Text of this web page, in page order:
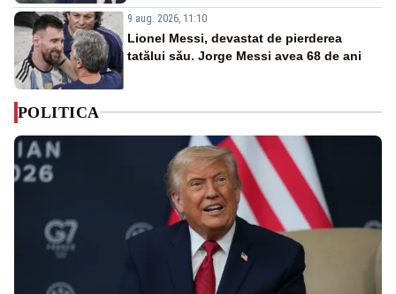
9 aug. 2026, 11:10
Lionel Messi, devastat de pierderea
tatălui său. Jorge Messi avea 68 de ani
POLITICA